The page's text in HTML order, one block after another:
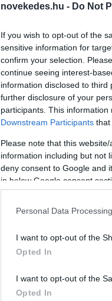
novekedes.hu - Do Not
If you wish to opt-out of the
sensitive information for
confirm your selection.
continue seeing interest-
information disclosed to
further disclosure of your
participants. This
Downstream Participants that
Please note that this
information including but not
deny consent to Google and
in below Google consent
Personal Data
I want to opt-out of the
Opted In
I want to opt-out of the
Opted In